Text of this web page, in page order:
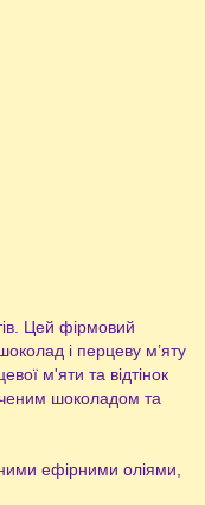
Цей фірмовий
і перцеву м’яту
м'яти та відтінок
шоколадом та
ефірними оліями,